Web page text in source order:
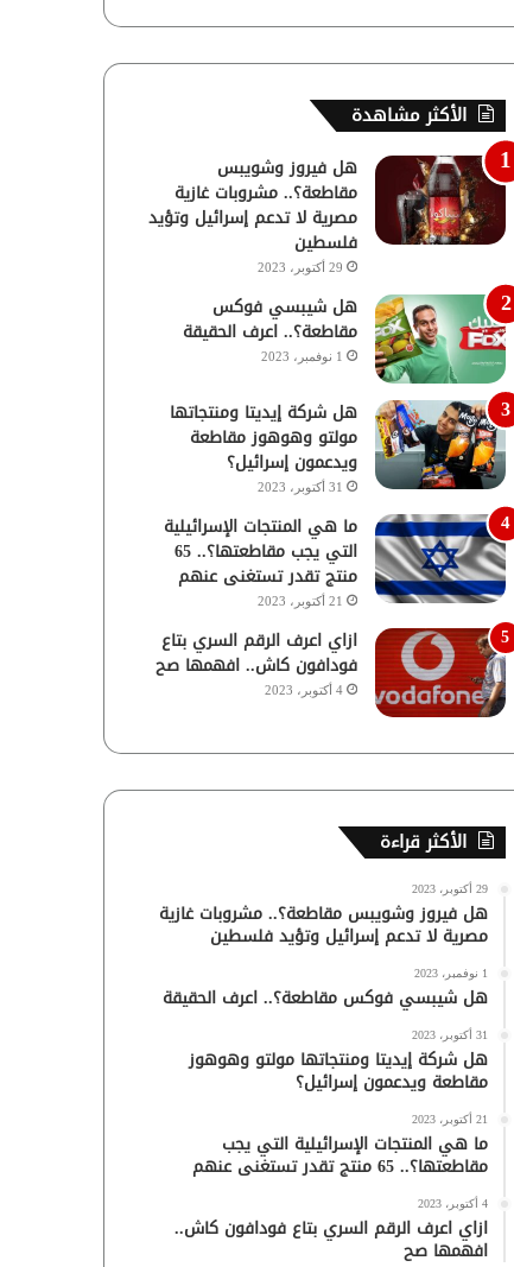
الأكثر مشاهدة
هل فيروز وشويبس
مقاطعة؟.. مشروبات غازية
مصرية لا تدعم إسرائيل وتؤيد
فلسطين
29 أكتوبر، 2023
هل شيبسي فوكس
مقاطعة؟.. اعرف الحقيقة
1 نوفمبر، 2023
هل شركة إيديتا ومنتجاتها
مولتو وهوهوز مقاطعة
ويدعمون إسرائيل؟
31 أكتوبر، 2023
ما هي المنتجات الإسرائيلية
التي يجب مقاطعتها؟.. 65
منتج تقدر تستغنى عنهم
21 أكتوبر، 2023
ازاي اعرف الرقم السري بتاع
فودافون كاش.. افهمها صح
4 أكتوبر، 2023
الأكثر قراءة
29 أكتوبر، 2023
هل فيروز وشويبس مقاطعة؟.. مشروبات غازية
مصرية لا تدعم إسرائيل وتؤيد فلسطين
1 نوفمبر، 2023
هل شيبسي فوكس مقاطعة؟.. اعرف الحقيقة
31 أكتوبر، 2023
هل شركة إيديتا ومنتجاتها مولتو وهوهوز
مقاطعة ويدعمون إسرائيل؟
21 أكتوبر، 2023
ما هي المنتجات الإسرائيلية التي يجب
مقاطعتها؟.. 65 منتج تقدر تستغنى عنهم
4 أكتوبر، 2023
ازاي اعرف الرقم السري بتاع فودافون كاش..
افهمها صح